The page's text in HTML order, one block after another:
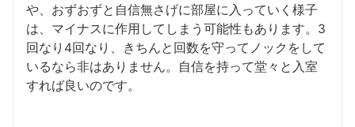
や、おずおずと自信無さげに部屋に入っていく様子
は、マイナスに作用してしまう可能性もあります。3
回なり4回なり、きちんと回数を守ってノックをして
いるなら非はありません。自信を持って堂々と入室
すれば良いのです。